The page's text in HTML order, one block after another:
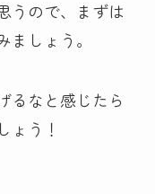
うので、まずは
しょう。
るなと感じたら
ょう！